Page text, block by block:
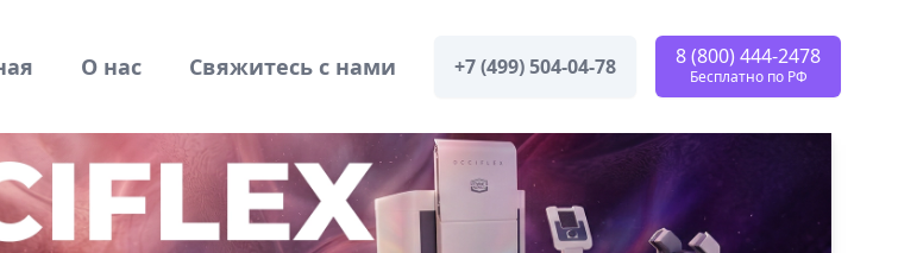
О нас Свяжитесь с нами +7 (499) 504-04-78 8 (800) 444-2478
Бесплатно по РФ